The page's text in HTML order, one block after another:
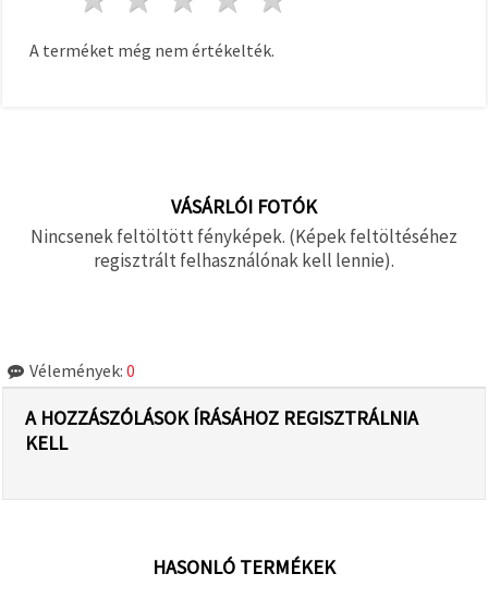
A terméket még nem értékelték.
VÁSÁRLÓI FOTÓK
Nincsenek feltöltött fényképek. (Képek feltöltéséhez
regisztrált felhasználónak kell lennie).
Vélemények: 0
A HOZZÁSZÓLÁSOK ÍRÁSÁHOZ REGISZTRÁLNIA
KELL
HASONLÓ TERMÉKEK